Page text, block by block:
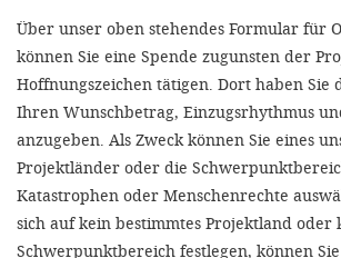
Über unser oben stehendes Formular für
können Sie eine Spende zugunsten der
Hoffnungszeichen tätigen. Dort haben Sie
Ihren Wunschbetrag, Einzugsrhythmus
anzugeben. Als Zweck können Sie eines
Projektländer oder die
Katastrophen oder Menschenrechte
sich auf kein bestimmtes Projektland oder
Schwerpunktbereich festlegen, können